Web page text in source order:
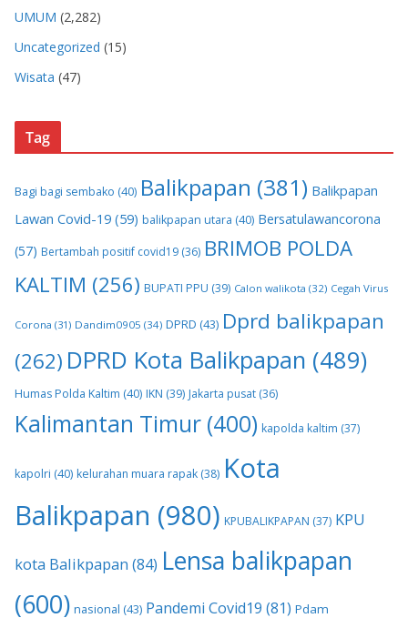
UMUM (2,282)
Uncategorized (15)
Wisata (47)
Tag
Bagi bagi sembako (40) Balikpapan (381) Balikpapan
Lawan Covid-19 (59) balikpapan utara (40) Bersatulawancorona
(57) Bertambah positif covid19 (36) BRIMOB POLDA
KALTIM (256) BUPATI PPU (39) Calon walikota (32) Cegah Virus
Corona (31) Dandim0905 (34) DPRD (43) Dprd balikpapan
(262) DPRD Kota Balikpapan (489)
Humas Polda Kaltim (40) IKN (39) Jakarta pusat (36)
Kalimantan Timur (400) kapolda kaltim (37)
kapolri (40) kelurahan muara rapak (38) Kota
Balikpapan (980) KPUBALIKPAPAN (37) KPU
kota Balikpapan (84) Lensa balikpapan
(600) nasional (43) Pandemi Covid19 (81) Pdam